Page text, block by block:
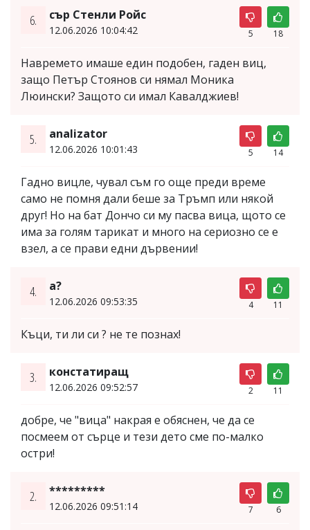
6. сър Стенли Ройс
12.06.2026 10:04:42 5 18
Навремето имаше един подобен, гаден виц,
защо Петър Стоянов си нямал Моника
Люински? Защото си имал Кавалджиев!
5. analizator
12.06.2026 10:01:43 5 14
Гадно вицле, чувал съм го още преди време
само не помня дали беше за Тръмп или някой
друг! Но на бат Дончо си му пасва вица, щото се
има за голям тарикат и много на сериозно се е
взел, а се прави едни дървении!
4. a?
12.06.2026 09:53:35 4 11
Къци, ти ли си ? не те познах!
3. констатиращ
12.06.2026 09:52:57 2 11
добре, че "вица" накрая е обяснен, че да се
посмеем от сърце и тези дето сме по-малко
остри!
2. *********
12.06.2026 09:51:14 7 6